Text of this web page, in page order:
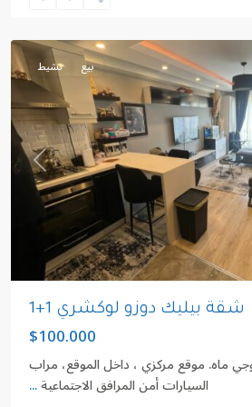
بيع نشيط
شقة بيليك دوزو لوكشري 1+1
$100.000
ماه. موقع مركزي ، داخل الموقع، مراب
السيارات أمن المرافق الاجتماعية...